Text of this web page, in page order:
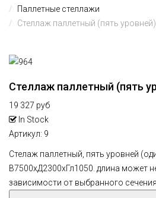
Паллетные стеллажи
Стеллаж паллетный (пять
Стеллаж паллетный (пять
19 327 руб
In Stock
Артикул: 9
Стелаж паллетный, пять уровней
В7500хД2300хГл1050. длина может
зависимости от выбранного